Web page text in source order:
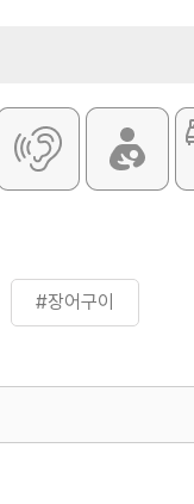
#장어구이